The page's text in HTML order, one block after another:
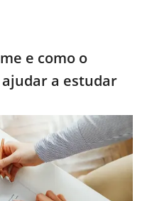
e como o
ajudar a estudar